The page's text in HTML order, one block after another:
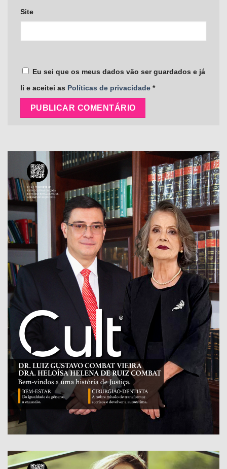
Site
Eu sei que os meus dados vão ser guardados e já
li e aceitei as Políticas de privacidade *